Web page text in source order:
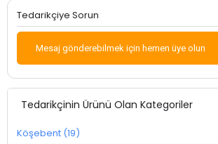
Tedarikçiye Sorun
Mesaj gönderebilmek için hemen üye olun
Tedarikçinin Ürünü Olan Kategoriler
Köşebent (19)